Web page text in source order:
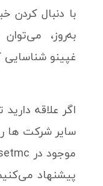
با دنبال کردن
به‌روز،
غپینو شناسایی
اگر علاقه
سایر شرکت ها
پیشنهاد